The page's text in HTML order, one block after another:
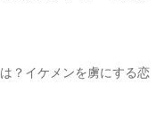
？イケメンを虜にする恋